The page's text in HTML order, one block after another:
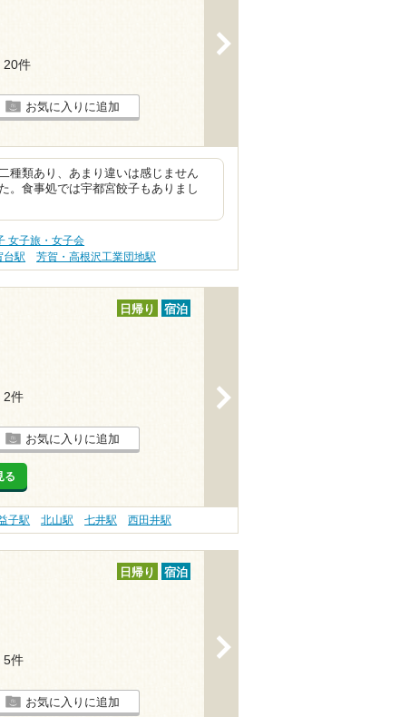
20件
お気に入りに追加
種類あり、あまり違いは感じません
。食事処では宇都宮餃子もありまし
女子旅・女子会
台駅 芳賀・高根沢工業団地駅
日帰り 宿泊
2件
お気に入りに追加
る
子駅 北山駅 七井駅 西田井駅
日帰り 宿泊
5件
お気に入りに追加